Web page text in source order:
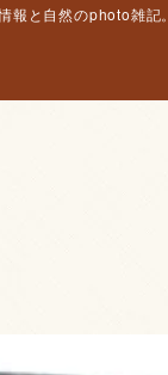
報と自然のphoto雑記。